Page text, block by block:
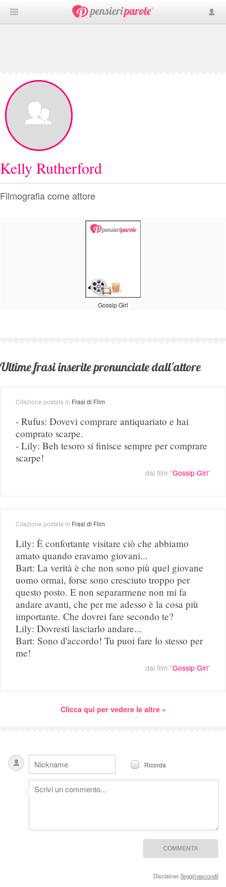
Kelly Rutherford
Filmografia come attore
Gossip Girl
Ultime frasi inserite pronunciate dall'attore
Citazione postata in Frasi di Film
- Rufus: Dovevi comprare antiquariato e hai
comprato scarpe.
- Lily: Beh tesoro si finisce sempre per comprare
scarpe!
dal film "Gossip Girl"
Citazione postata in Frasi di Film
Lily: È confortante visitare ciò che abbiamo
amato quando eravamo giovani...
Bart: La verità è che non sono più quel giovane
uomo ormai, forse sono cresciuto troppo per
questo posto. E non separarmene non mi fa
andare avanti, che per me adesso è la cosa più
importante. Che dovrei fare secondo te?
Lily: Dovresti lasciarlo andare...
Bart: Sono d'accordo! Tu puoi fare lo stesso per
me!
dal film "Gossip Girl"
Clicca qui per vedere le altre »
Ricorda
Disclaimer [leggi/nascondi]